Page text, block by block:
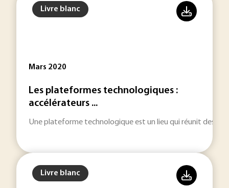
Livre blanc
Mars 2020
Les plateformes technologiques :
accélérateurs ...
Une plateforme technologique est un lieu qui réunit des
Livre blanc